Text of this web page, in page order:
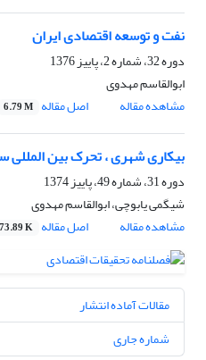
نفت و توسعه اقتصادی ایران
دوره 32، شماره 2، پاییز 1376
ابوالقاسم مهدوی
مشاهده مقاله
اصل مقاله 6.79 M
بیکاری شهری ، تحرک بین
دوره 31، شماره 49، پاییز 1374
شیگمی یابوچی، ابوالقاسم مهدوی
مشاهده مقاله
اصل مقاله K
مقالات آماده انتشار
شماره جاری